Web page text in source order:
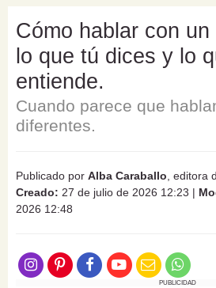
Cómo hablar con
lo que tú dices y lo
entiende.
Cuando parece que
diferentes.
Publicado por Alba Caraballo , editora
Creado: 27 de julio de 2026 12:23 |
2026 12:48
PUBLICIDAD